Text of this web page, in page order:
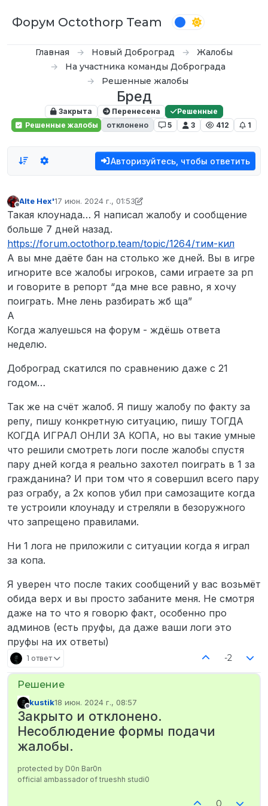
Форум Octothorp Team
Главная Новый Доброград
Жалобы
На участника команды Доброграда
Решенные жалобы
Бред
Закрыта Перенесена
Решенные
Решенные жалобы
отклонено 5 3 412 1
Авторизуйтесь, чтобы ответить
Alte Hex'17 июн. 2024 г., 01:53
отредактировано Tekoy
Такая клоунада… Я написал жалобу и сообщение
больше 7 дней назад.
https://forum.octothorp.team/topic/1264/тим-кил
А вы мне даёте бан на столько же дней. Вы в игре
игнорите все жалобы игроков, сами играете за рп
и говорите в репорт “да мне все равно, я хочу
поиграть. Мне лень разбирать жб ща”
А
Когда жалуешься на форум - ждёшь ответа
неделю.
Доброград скатился по сравнению даже с 21
годом…
Так же на счёт жалоб. Я пишу жалобу по факту за
репу, пишу конкретную ситуацию, пишу ТОГДА
КОГДА ИГРАЛ ОНЛИ ЗА КОПА, но вы такие умные
что решили смотреть логи после жалобы спустя
пару дней когда я реально захотел поиграть в 1 за
гражданина? И при том что я совершил всего пару
раз ограбу, а 2х копов убил при самозащите когда
те устроили клоунаду и стреляли в безоружного
что запрещено правилами.
Ни 1 лога не приложили с ситуации когда я играл
за копа.
Я уверен что после таких сообщений у вас возьмёт
обида верх и вы просто забаните меня. Не смотря
даже на то что я говорю факт, особенно про
админов (есть пруфы, да даже ваши логи это
пруфы на их ответы)
1 ответ -2
Не в сети
kustik18 июн. 2024 г., 08:57
отредактировано
Закрыто и отклонено.
Несоблюдение формы подачи
жалобы.
protected by D0n Bar0n
official ambassador of trueshh studi0
0